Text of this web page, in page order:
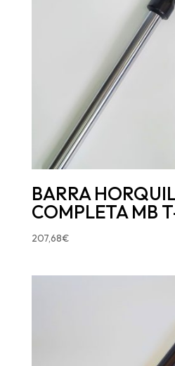
BARRA
COMPLETA MB
207,68€